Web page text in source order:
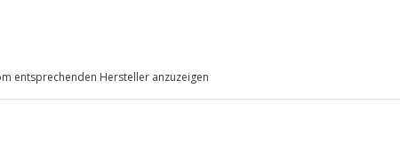
entsprechenden Hersteller anzuzeigen